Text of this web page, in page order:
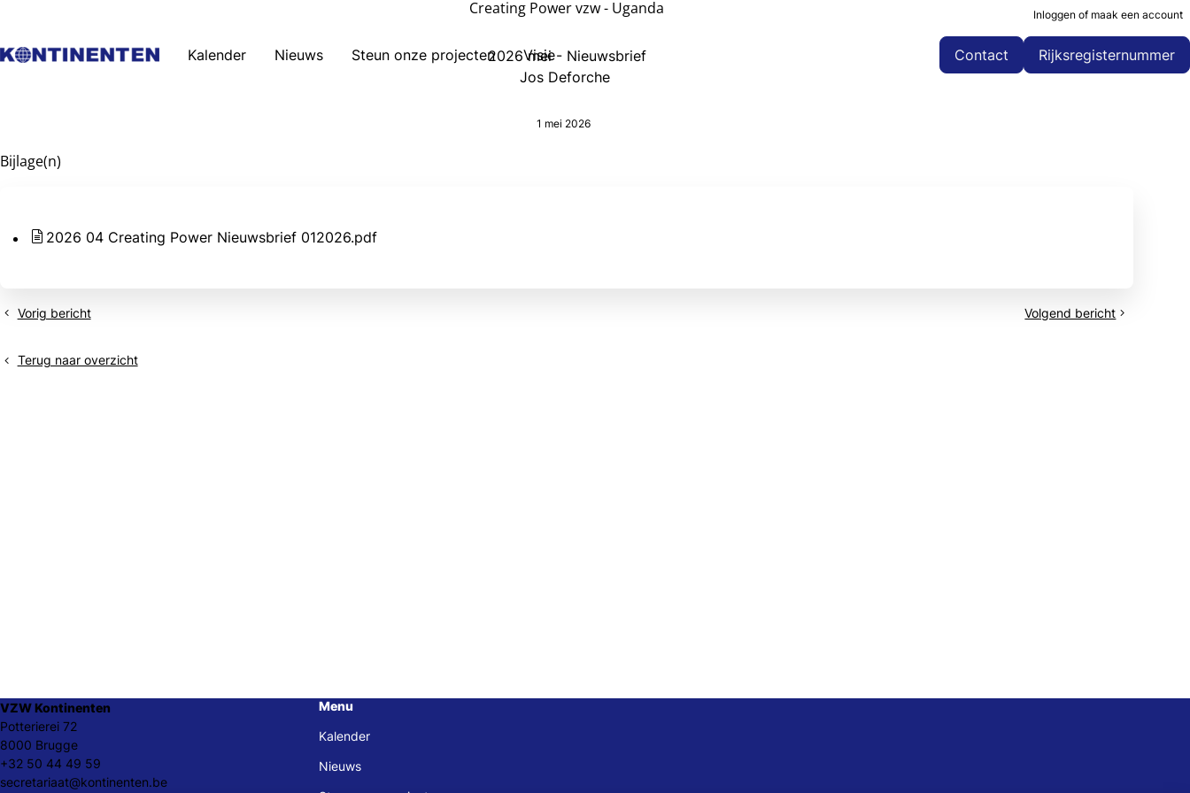
Kalender Nieuws Steun onze projecten Visie Contact Rijksregisternummer
Inloggen of maak een account
Creating Power vzw - Uganda
2026 mei - Nieuwsbrief
Jos Deforche
1 mei 2026
Bijlage(n)
2026 04 Creating Power Nieuwsbrief 012026.pdf
Vorig bericht
Simal
Belgium
Volgend bericht
Orper
Terug naar overzicht
VZW Kontinenten
Potterierei 72
8000 Brugge
+32 50 44 49 59
secretariaat@kontinenten.be
Menu
Kalender
Nieuws